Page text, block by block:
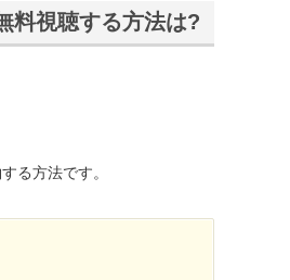
料視聴する方法は?
る方法です。